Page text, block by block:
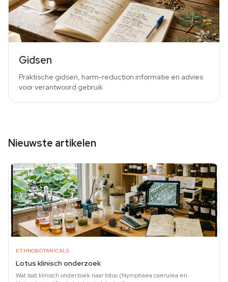
Gidsen
Praktische gidsen, harm-reduction informatie en advies
voor verantwoord gebruik
Nieuwste artikelen
ETHNOBOTANICALS
Lotus klinisch onderzoek
Wat laat klinisch onderzoek naar lotus (Nymphaea caerulea en